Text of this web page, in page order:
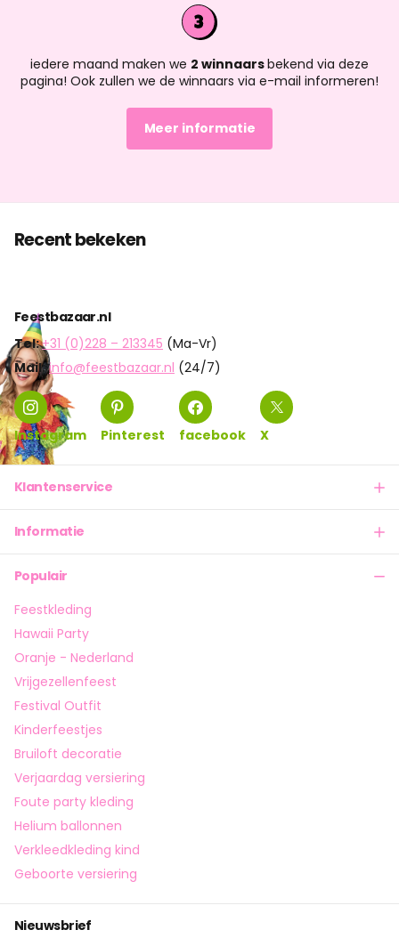
iedere maand maken we 2 winnaarsbekend via deze
pagina! Ook zullen we de winnaars via e-mail informeren!
Meer informatie
Recent bekeken
Feestbazaar.nl
Tel:+31 (0)228 – 213345 (Ma-Vr)
Mail: info@feestbazaar.nl (24/7)
Instagram Pinterest facebook X
Klantenservice
Informatie
Populair
Feestkleding
Hawaii Party
Oranje - Nederland
Vrijgezellenfeest
Festival Outfit
Kinderfeestjes
Bruiloft decoratie
Verjaardag versiering
Foute party kleding
Helium ballonnen
Verkleedkleding kind
Geboorte versiering
Nieuwsbrief